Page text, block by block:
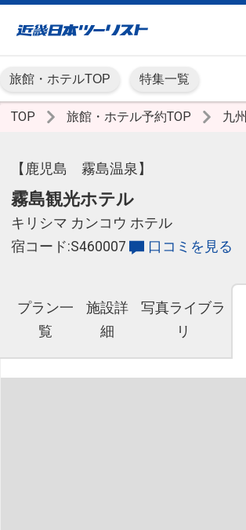
旅館・ホテルTOP 特集一覧
TOP 旅館・ホテル予約TOP 九州
【鹿児島 霧島温泉】
霧島観光ホテル
キリシマ カンコウ ホテル
宿コード:S460007
口コミを見る
プラン一
覧
施設詳
細
写真ライブラ
リ